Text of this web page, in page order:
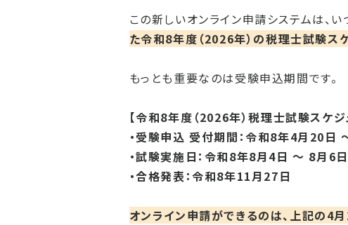
この新しいオンライン申請システムは、
た令和8年度（2026年）の税理士試験スケ
もっとも重要なのは受験申込期間です。
【令和8年度（2026年）税理士試験スケジ
・受験申込 受付期間：令和8年4月20日
・試験実施日：令和8年8月4日 〜 8月6日
・合格発表：令和8年11月27日
オンライン申請ができるのは、上記の4